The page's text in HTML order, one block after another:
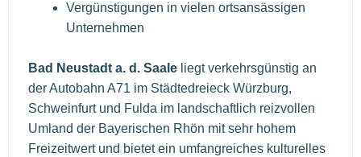
Vergünstigungen in vielen ortsansässigen
Unternehmen
Bad Neustadt a. d. Saale liegt verkehrsgünstig an
der Autobahn A71 im Städtedreieck Würzburg,
Schweinfurt und Fulda im landschaftlich reizvollen
Umland der Bayerischen Rhön mit sehr hohem
Freizeitwert und bietet ein umfangreiches kulturelles